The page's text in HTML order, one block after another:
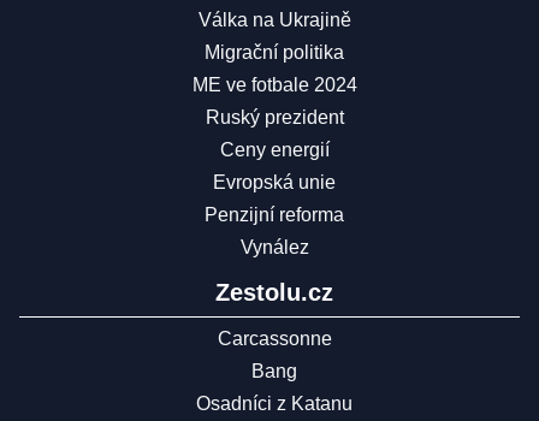
Válka na Ukrajině
Migrační politika
ME ve fotbale 2024
Ruský prezident
Ceny energií
Evropská unie
Penzijní reforma
Vynález
Zestolu.cz
Carcassonne
Bang
Osadníci z Katanu